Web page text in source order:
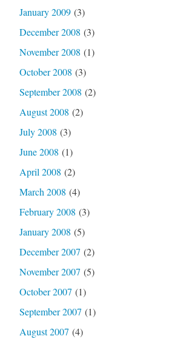
January 2009(3)
December 2008 (3)
November 2008 (1)
October 2008 (3)
September 2008 (2)
August 2008 (2)
July 2008 (3)
June 2008 (1)
April 2008 (2)
March 2008 (4)
February 2008 (3)
January 2008 (5)
December 2007 (2)
November 2007 (5)
October 2007 (1)
September 2007 (1)
August 2007 (4)